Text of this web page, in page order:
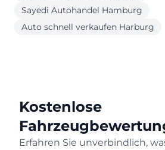
Sayedi Autohandel Hamburg
Auto schnell verkaufen Harburg
Kostenlose
Erfahren Sie unverbindlich,